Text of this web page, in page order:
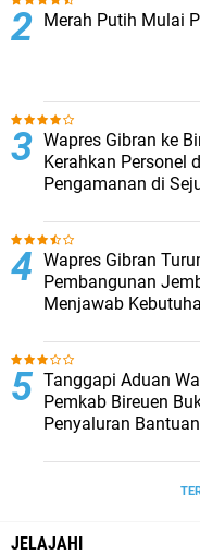
Merah Putih Mulai
Wapres Gibran ke
Kerahkan Personel
Pengamanan di
Wapres Gibran
Pembangunan
Menjawab
Tanggapi Aduan
Pemkab Bireuen
Penyaluran
JELAJAHI